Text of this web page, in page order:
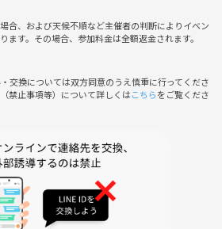
家族と一緒にボードゲームを楽しんでいま
。
ど
のみも歓迎です！
合、および天候不順など主催者の判断によりイベン
ます。その場合、参加料金は全額返金されます。
交換については双方同意のうえ慎重に行ってくださ
禁止事項等）について詳しくはこちらをご覧くださ